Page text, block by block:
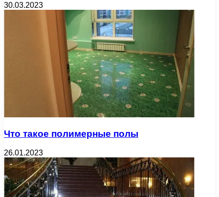
30.03.2023
Что такое полимерные полы
26.01.2023